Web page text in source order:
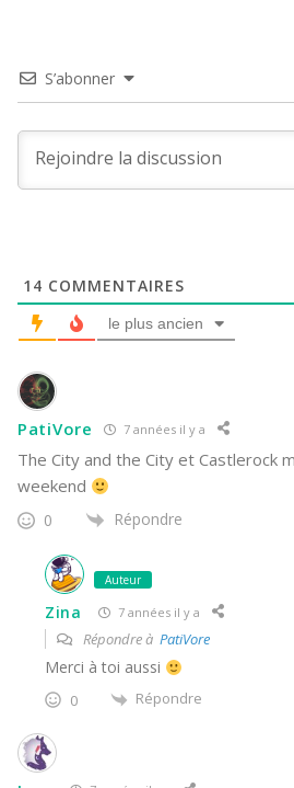
S’abonner
14 COMMENTAIRES
le plus ancien
PatiVore 7 années il y a
The City and the City et Castlerock
weekend
0 Répondre
Auteur
Zina 7 années il y a
Répondre à PatiVore
Merci à toi aussi
0 Répondre